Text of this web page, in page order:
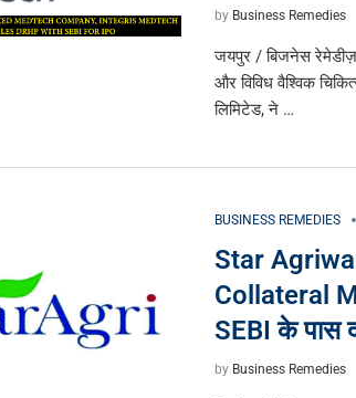
by Business Remedies
जयपुर / बिजनेस
और विविध वैश्विक
लिमिटेड, ने …
BUSINESS REMEDIES
Star
Collateral
SEBI के पास
by Business Remedies